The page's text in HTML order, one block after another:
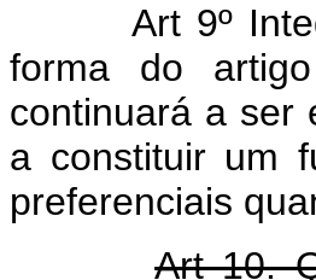
Art 9º
forma do
continuará a ser
a constituir um
preferenciais
Art 10.